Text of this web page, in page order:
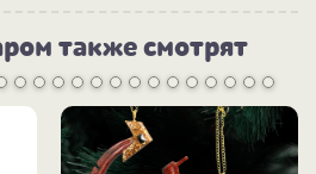
также смотрят